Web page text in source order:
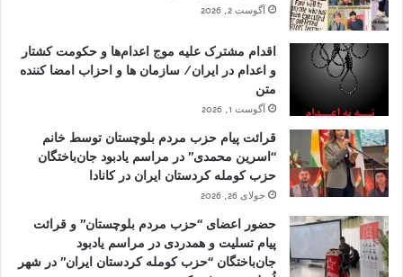
آگوست 2, 2026
اقدام مشترک علیه موج اعدام‌ها و حکومت کشتار
و اعدام در ایران/ سازمان ها و احزاب امضا کننده
متن
آگوست 1, 2026
قرائت پیام حزب مردم بلوچستان توسط خانم
“اسرین محمدی” در مراسم یادبود جان‌باختگان
حزب کومله کردستان ایران در کانادا
جولای 26, 2026
حضور اعضای “حزب مردم بلوچستان” و قرائت
پیام تسلیت و همدردی در مراسم یادبود
جان‌باختگان “حزب کومله کردستان ایران” در شهر